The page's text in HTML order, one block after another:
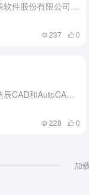
软件介绍 浩辰CAD电气2016是一款由苏州浩辰软件股份有限公司开发的专业电气设计软件，支持浩辰CAD与AutoCAD双平台运行。该软件专为工业及民用建筑工程的电气设计打造，覆盖6kV至220kV一次...
237 0
软件介绍 浩辰CAD电力2021是国内首款支持浩辰CAD和AutoCAD双平台的电力设计软件，提供多种回路方案，可快速绘制动力及照明系统图、干线系统图、配电箱展开图。该软件具备效率更高、功能强大、简洁...
228 0
加